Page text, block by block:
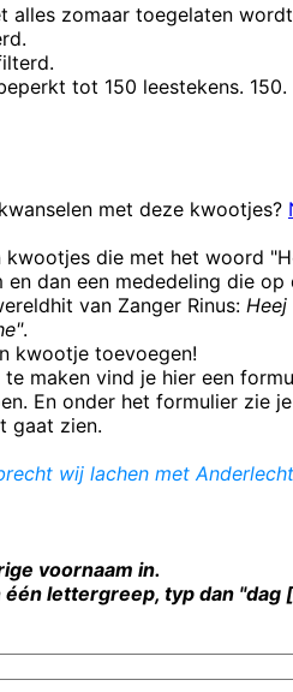
alles zomaar toegelaten
tot 150 leestekens. 150.
met deze kwootjes?
die met het woord
dan een mededeling die op
van Zanger Rinus:
.
kwootje toevoegen!
maken vind je hier een
En onder het formulier zie
gaat zien.
wij lachen met
voornaam in.
één lettergreep, typ dan "dag